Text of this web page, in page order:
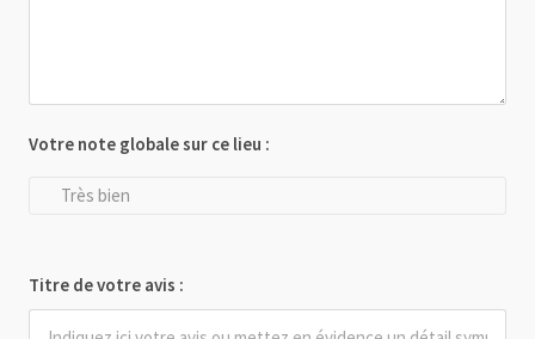
Votre note globale sur ce lieu :
Très bien
Titre de votre avis :